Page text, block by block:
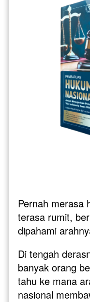
Pernah merasa
terasa rumit,
dipahami
Di tengah
banyak orang
tahu ke mana
nasional